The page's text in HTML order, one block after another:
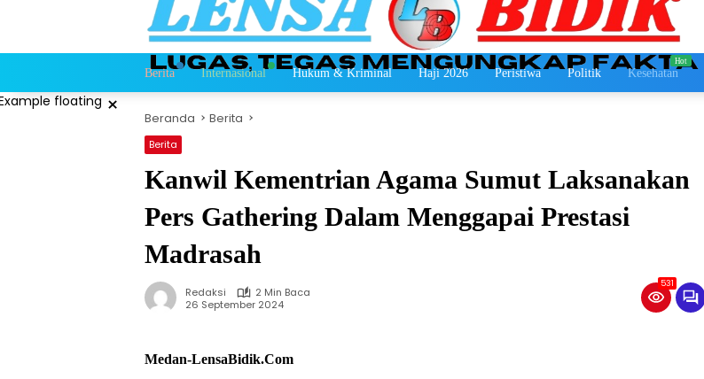
Berita Internasional Hukum & Kriminal Haji 2026 Peristiwa Politik Kesehatan
× Beranda Berita
Berita
Kanwil Kementrian Agama Sumut Laksanakan
Pers Gathering Dalam Menggapai Prestasi
Madrasah
Redaksi
2 Min Baca
26 September 2024
531
Medan-LensaBidik.Com